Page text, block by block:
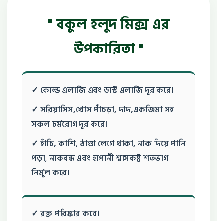
" বকুল হলুদ মিক্স এর
উপকারিতা "
✓ কোল্ড এলার্জি এবং ডাস্ট এলার্জি দূর করে।
✓ সরিয়াসিস,খোস পাঁচড়া, দাদ,একজিমা সহ
সকল চর্মরোগ দূর করে।
✓ হাঁচি, কাশি, ঠাণ্ডা লেগে থাকা, নাক দিয়ে পানি
পড়া, নাকবন্ধ এবং হাপানী শ্বাসকষ্ট শতভাগ
নির্মূল করে।
✓ রক্ত পরিষ্কার করে।